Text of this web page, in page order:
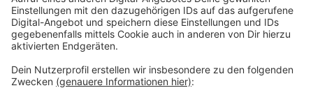
werden muss. Mit der Kinderfeuerwehr will die
Freiwillige Feuerwehr für Nachwuchs sorgen.